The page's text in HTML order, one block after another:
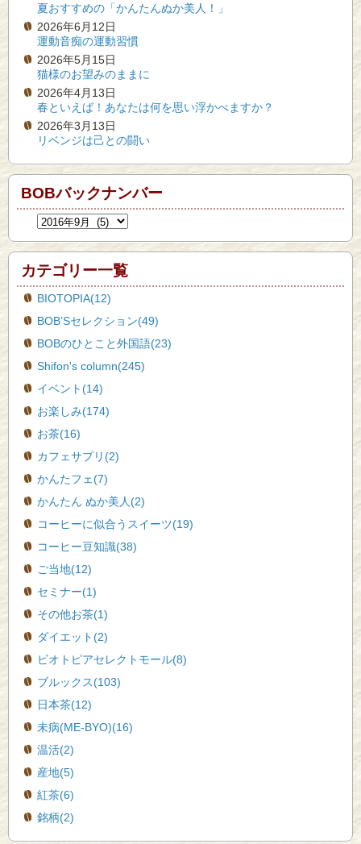
夏おすすめの「かんたんぬか美人！」
2026年6月12日
運動音痴の運動習慣
2026年5月15日
猫様のお望みのままに
2026年4月13日
春といえば！あなたは何を思い浮かべますか？
2026年3月13日
リベンジは己との闘い
BOBバックナンバー
カテゴリー一覧
BIOTOPIA(12)
BOB’Sセレクション(49)
BOBのひとこと外国語(23)
Shifon's column(245)
イベント(14)
お楽しみ(174)
お茶(16)
カフェサプリ(2)
かんたフェ(7)
かんたん ぬか美人(2)
コーヒーに似合うスイーツ(19)
コーヒー豆知識(38)
ご当地(12)
セミナー(1)
その他お茶(1)
ダイエット(2)
ビオトピアセレクトモール(8)
ブルックス(103)
日本茶(12)
未病(ME-BYO)(16)
温活(2)
産地(5)
紅茶(6)
銘柄(2)